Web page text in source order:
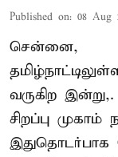
Published on: 08 Aug
சென்னை,
வருகிற
சிறப்பு
இதுதொடர்பாக